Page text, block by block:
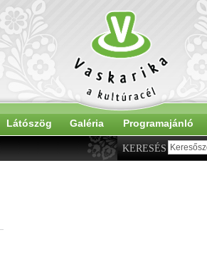
Látószög Galéria Programajánló
KERESÉS